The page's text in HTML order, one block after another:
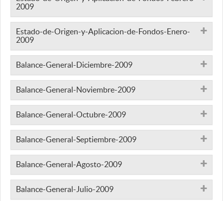
2009
Estado-de-Origen-y-Aplicacion-de-Fondos-Enero-
2009
Balance-General-Diciembre-2009
Balance-General-Noviembre-2009
Balance-General-Octubre-2009
Balance-General-Septiembre-2009
Balance-General-Agosto-2009
Balance-General-Julio-2009